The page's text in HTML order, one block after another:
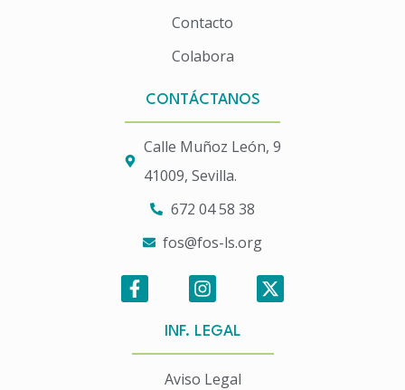
Contacto
Colabora
CONTÁCTANOS
Calle Muñoz León, 9
41009, Sevilla.
672 04 58 38
fos@fos-ls.org
INF. LEGAL
Aviso Legal